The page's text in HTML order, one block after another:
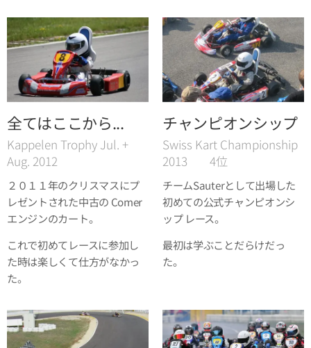
全てはここから...
Kappelen Trophy Jul. +
Aug. 2012
２０１１年のクリスマスにプ
レゼントされた中古の Comer
エンジンのカート。
これで初めてレースに参加し
た時は楽しくて仕方がなかっ
た。
チャンピオンシップ
Swiss Kart Championship
2013 4位
チームSauterとして出場した
初めての公式チャンピオンシ
ップ レース。
最初は学ぶことだらけだっ
た。